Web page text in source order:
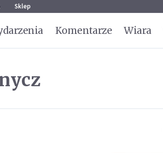
Sklep
Komentarze Wiara